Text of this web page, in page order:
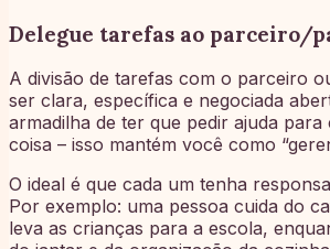
Delegue tarefas ao parceiro/
A divisão de tarefas com o parceiro
ser clara, específica e negociada
armadilha de ter que pedir ajuda para
coisa – isso mantém você como
O ideal é que cada um tenha
Por exemplo: uma pessoa cuida do
leva as crianças para a escola,